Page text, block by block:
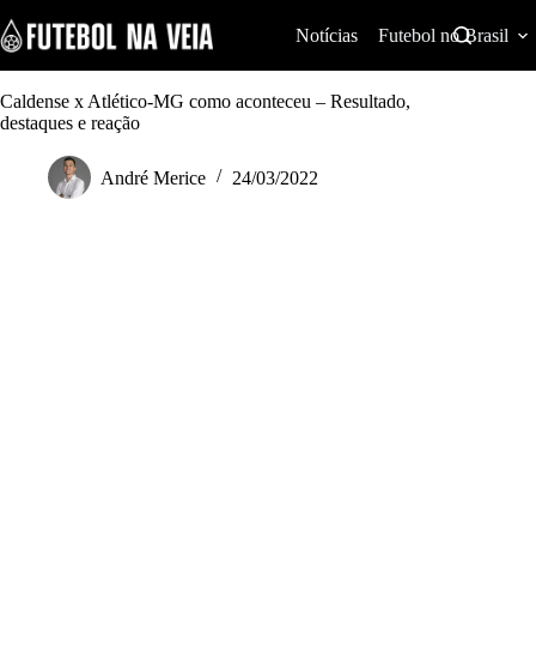
k
i
p
t
o
Notícias Futebol no Brasil
Caldense x Atlético-MG como aconteceu – Resultado,
destaques e reação
André Merice 24/03/2022